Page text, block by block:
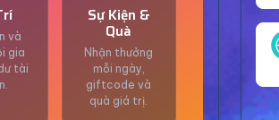
và
gia
tài
Sự Kiện &
Quà
Nhận thưởng
mỗi ngày,
giftcode và
quà giá trị.